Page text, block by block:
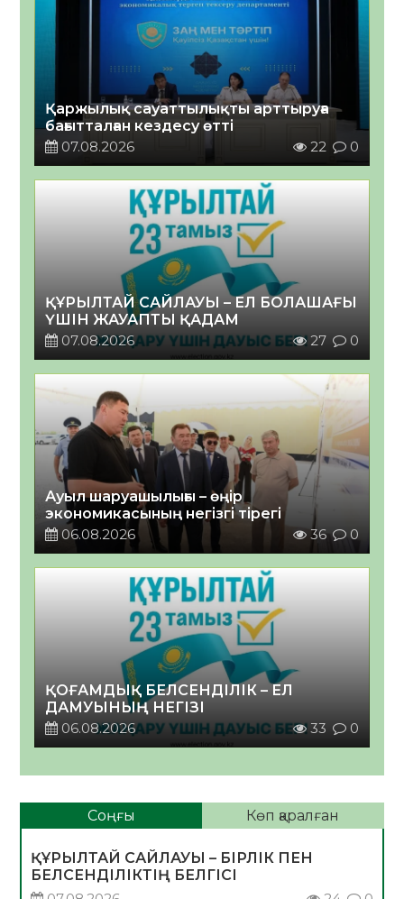
Қаржылық сауаттылықты арттыруға
бағытталған кездесу өтті
07.08.2026
22 0
ҚҰРЫЛТАЙ САЙЛАУЫ – ЕЛ БОЛАШАҒЫ
ҮШІН ЖАУАПТЫ ҚАДАМ
07.08.2026
27 0
Ауыл шаруашылығы – өңір
экономикасының негізгі тірегі
06.08.2026
36 0
ҚОҒАМДЫҚ БЕЛСЕНДІЛІК – ЕЛ
ДАМУЫНЫҢ НЕГІЗІ
06.08.2026
33 0
Соңғы Көп қаралған
ҚҰРЫЛТАЙ САЙЛАУЫ – БІРЛІК ПЕН
БЕЛСЕНДІЛІКТІҢ БЕЛГІСІ